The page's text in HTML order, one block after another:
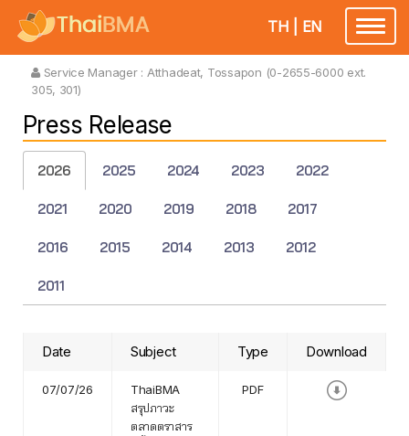
Toggle
TH EN
Service Manager : Atthadeat, Tossapon (0-2655-6000 ext.
305, 301)
Press Release
2026 2025 2024 2023 2022
2021 2020 2019 2018 2017
2016 2015 2014 2013 2012
2011
Date Subject Type Download
07/07/26
ThaiBMA
สรุปภาวะ
ตลาดตราสาร
PDF